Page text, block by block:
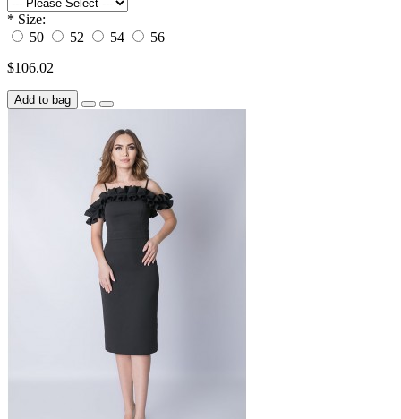
* Size:
50
52 54
56
$106.02
Add to bag